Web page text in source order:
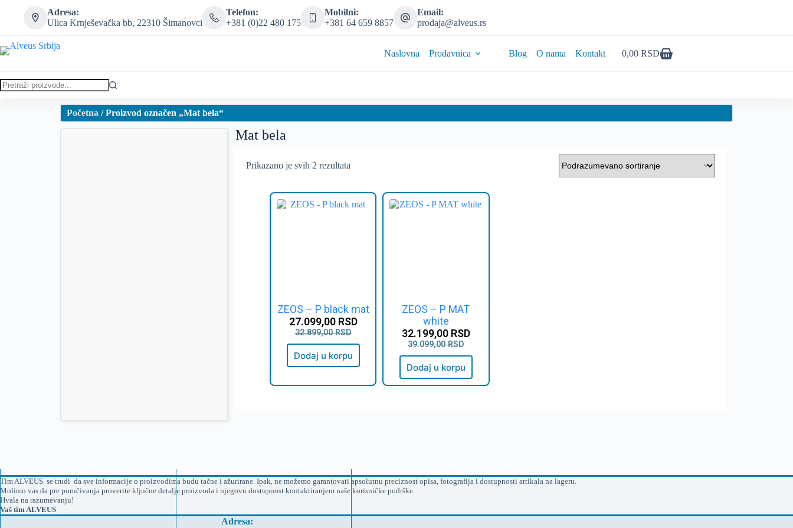
Adresa:
Ulica Krnješevačka bb, 22310 Šimanovci
Telefon:
+381 (0)22 480 175
Mobilni:
+381 64 659 8857
Email:
prodaja@alveus.rs
Naslovna Prodavnica Blog O nama Kontakt 0,00 RSD
Početna / Proizvod označen „Mat bela“
Mat bela
Prikazano je svih 2 rezultata
ZEOS – P black mat
32.899,00RSD
27.099,00 RSD
Dodaj u korpu
ZEOS – P MAT
white
39.099,00RSD
32.199,00 RSD
Dodaj u korpu
Tim ALVEUS se trudi da sve informacije o proizvodima budu tačne i ažurirane. Ipak, ne možemo garantovati apsolutnu preciznost opisa, fotografija i dostupnosti artikala na lageru.
Molimo vas da pre poručivanja proverite ključne detalje proizvoda i njegovu dostupnost kontaktiranjem naše korisničke podrške.
Hvala na razumevanju!
Vaš tim ALVEUS
Adresa: